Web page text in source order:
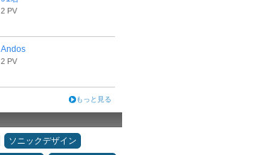
2 PV
Andos
2 PV
もっと見る
ソニックデザイン